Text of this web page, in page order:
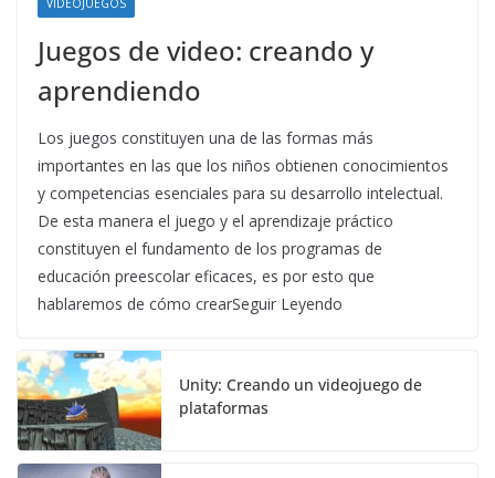
VIDEOJUEGOS
Juegos de video: creando y
aprendiendo
Los juegos constituyen una de las formas más
importantes en las que los niños obtienen conocimientos
y competencias esenciales para su desarrollo intelectual.
De esta manera el juego y el aprendizaje práctico
constituyen el fundamento de los programas de
educación preescolar eficaces, es por esto que
hablaremos de cómo crearSeguir Leyendo
Unity: Creando un videojuego de
plataformas